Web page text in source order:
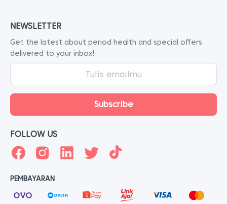
NEWSLETTER
Get the latest about period health and special offers
delivered to your inbox!
FOLLOW US
PEMBAYARAN